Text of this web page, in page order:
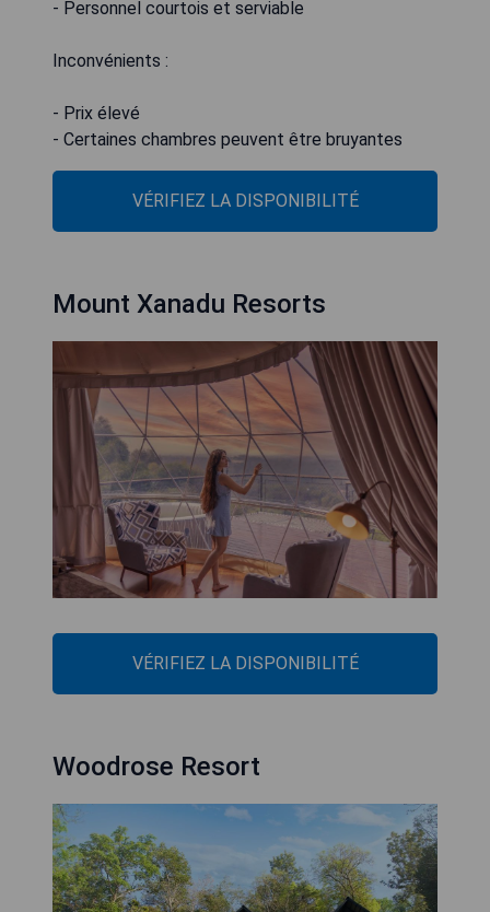
- Personnel courtois et serviable
Inconvénients :
- Prix élevé
- Certaines chambres peuvent être bruyantes
VÉRIFIEZ LA DISPONIBILITÉ
Mount Xanadu Resorts
VÉRIFIEZ LA DISPONIBILITÉ
Woodrose Resort